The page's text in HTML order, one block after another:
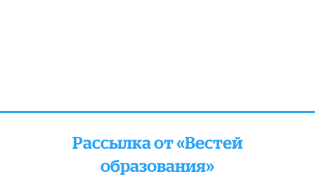
Рассылка от «Вестей
образования»